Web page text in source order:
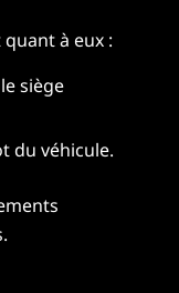
quant à eux :
siège
du véhicule.